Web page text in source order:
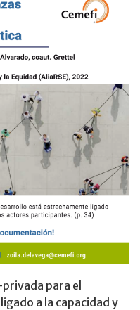
para el
a la capacidad y